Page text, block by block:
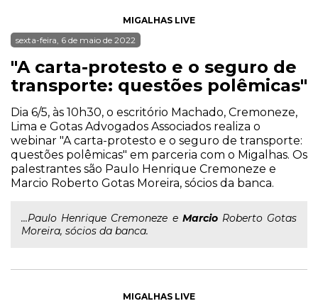
MIGALHAS LIVE
sexta-feira, 6 de maio de 2022
"A carta-protesto e o seguro de
transporte: questões polêmicas"
Dia 6/5, às 10h30, o escritório Machado, Cremoneze,
Lima e Gotas Advogados Associados realiza o
webinar "A carta-protesto e o seguro de transporte:
questões polêmicas" em parceria com o Migalhas. Os
palestrantes são Paulo Henrique Cremoneze e
Marcio Roberto Gotas Moreira, sócios da banca.
...Paulo Henrique Cremoneze e MarcioRoberto Gotas
Moreira, sócios da banca.
MIGALHAS LIVE